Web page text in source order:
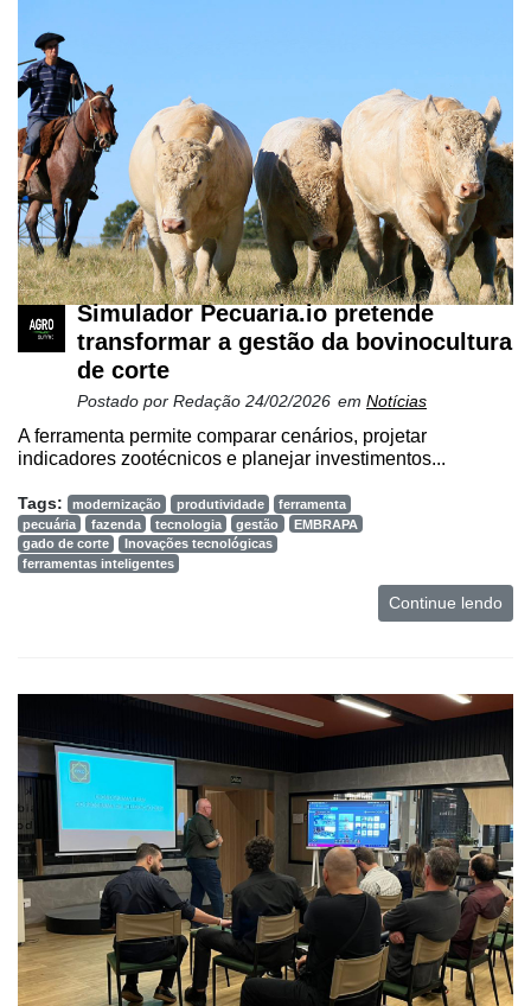
Cadastre-
se
Minha
conta
Notícias
Destaque
Mercado
Troca
Agricultura
de
Precisão
Automação
Robótica
Conectividade
Dados
Simulador Pecuaria.io pretende
transformar a gestão da bovinocultura
de corte
Postado por Redação 24/02/2026 em Notícias
A ferramenta permite comparar cenários, projetar
indicadores zootécnicos e planejar investimentos...
Tags: modernização produtividade
ferramenta
pecuária
fazenda tecnologia gestão
EMBRAPA
gado de corte
Inovações tecnológicas
ferramentas inteligentes
Continue lendo